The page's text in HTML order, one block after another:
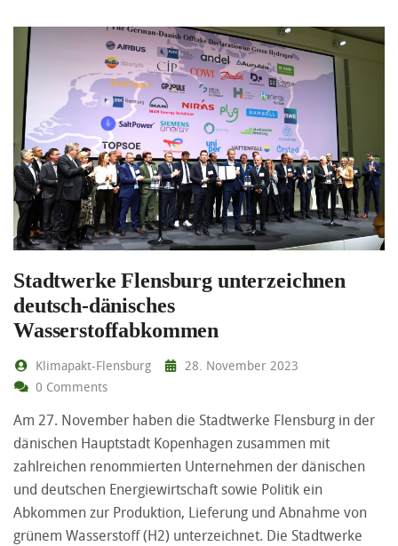
Stadtwerke Flensburg unterzeichnen
deutsch-dänisches
Wasserstoffabkommen
Klimapakt-Flensburg
28. November 2023
0 Comments
Am 27. November haben die Stadtwerke Flensburg in der
dänischen Hauptstadt Kopenhagen zusammen mit
zahlreichen renommierten Unternehmen der dänischen
und deutschen Energiewirtschaft sowie Politik ein
Abkommen zur Produktion, Lieferung und Abnahme von
grünem Wasserstoff (H2) unterzeichnet. Die Stadtwerke